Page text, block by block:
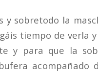
y sobretodo la
tiempo de verla
y para que la
acompañado